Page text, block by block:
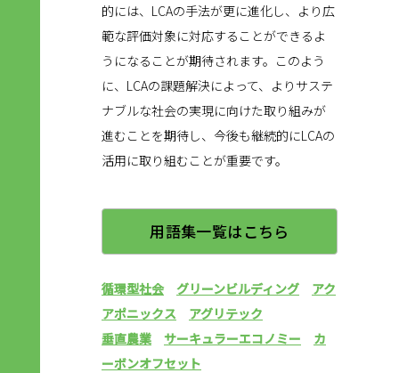
的には、LCAの手法が更に進化し、より広
範な評価対象に対応することができるよ
うになることが期待されます。このよう
に、LCAの課題解決によって、よりサステ
ナブルな社会の実現に向けた取り組みが
進むことを期待し、今後も継続的にLCAの
活用に取り組むことが重要です。
用語集一覧はこちら
循環型社会 グリーンビルディング
アク
アポニックス
アグリテック
垂直農業
サーキュラーエコノミー
カ
ーボンオフセット